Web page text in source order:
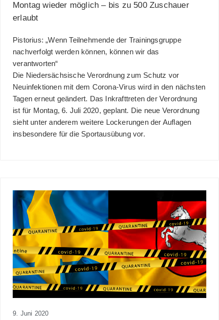
Montag wieder möglich – bis zu 500 Zuschauer
erlaubt
Pistorius: „Wenn Teilnehmende der Trainingsgruppe
nachverfolgt werden können, können wir das
verantworten“
Die Niedersächsische Verordnung zum Schutz vor
Neuinfektionen mit dem Corona-Virus wird in den nächsten
Tagen erneut geändert. Das Inkrafttreten der Verordnung
ist für Montag, 6. Juli 2020, geplant. Die neue Verordnung
sieht unter anderem weitere Lockerungen der Auflagen
insbesondere für die Sportausübung vor.
9. Juni 2020